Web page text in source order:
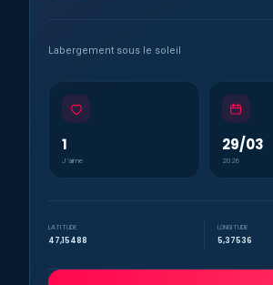
Labergement sous le soleil
1
J’aime
29/03
2026
LATITUDE
47,15488
LONGITUDE
5,37536